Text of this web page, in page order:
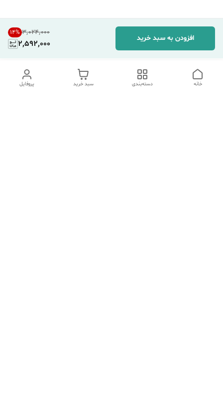
۳٬۰۲۴٬۰۰۰ 14%
2,592,000
افزودن به سبد خرید
پروفایل سبد خرید دسته‌بندی خانه